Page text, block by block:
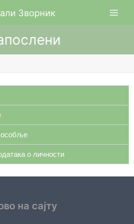
Зворник
особље
о личности
на сајту